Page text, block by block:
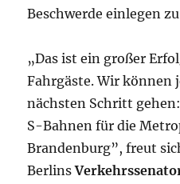
Beschwerde einlegen
„Das ist ein großer
Fahrgäste. Wir können
nächsten Schritt
S-Bahnen für die
Brandenburg”, freut
Berlins